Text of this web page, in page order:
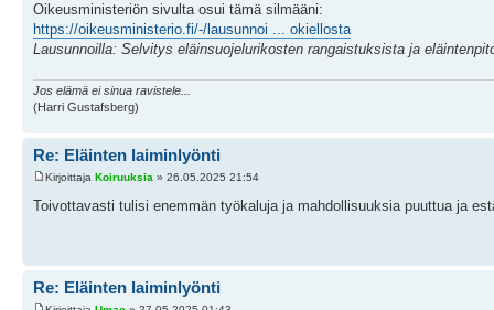
Oikeusministeriön sivulta osui tämä silmääni:
https://oikeusministerio.fi/-/lausunnoi ... okiellosta
Lausunnoilla: Selvitys eläinsuojelurikosten rangaistuksista ja
Jos elämä ei sinua ravistele...
(Harri Gustafsberg)
Re: Eläinten laiminlyönti
Kirjoittaja Koiruuksia » 26.05.2025 21:54
Toivottavasti tulisi enemmän työkaluja ja mahdollisuuksia puuttua ja
Re: Eläinten laiminlyönti